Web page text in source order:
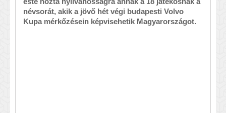
névsorát, akik a jövő hét végi budapesti Volvo
Kupa mérkőzésein képvisehetik Magyarországot.